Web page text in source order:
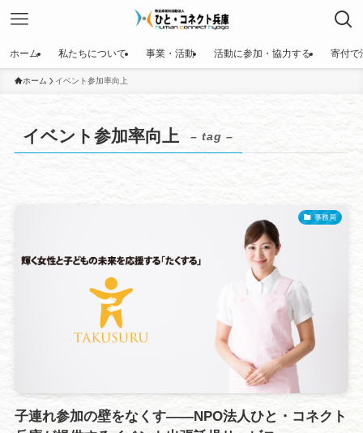
ホーム 私たちについて 事業・活動 活動に参加・協力する 寄付で
ホーム イベント参加率向上
イベント参加率向上 – tag –
事務局
子連れ参加の壁をなくす——NPO法人ひと・コネクト